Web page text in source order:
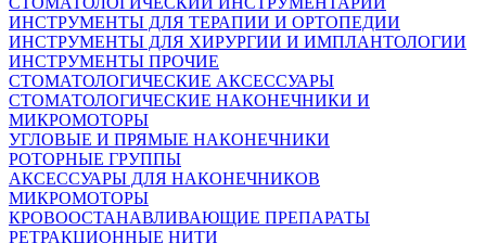
ИНСТРУМЕНТЫ ДЛЯ ТЕРАПИИ И ОРТОПЕДИИ
ИНСТРУМЕНТЫ ДЛЯ ХИРУРГИИ И ИМПЛАНТОЛОГИИ
ИНСТРУМЕНТЫ ПРОЧИЕ
СТОМАТОЛОГИЧЕСКИЕ АКСЕССУАРЫ
СТОМАТОЛОГИЧЕСКИЕ НАКОНЕЧНИКИ И
МИКРОМОТОРЫ
УГЛОВЫЕ И ПРЯМЫЕ НАКОНЕЧНИКИ
РОТОРНЫЕ ГРУППЫ
АКСЕССУАРЫ ДЛЯ НАКОНЕЧНИКОВ
МИКРОМОТОРЫ
КРОВООСТАНАВЛИВАЮЩИЕ ПРЕПАРАТЫ
РЕТРАКЦИОННЫЕ НИТИ